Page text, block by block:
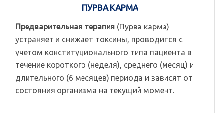
ПУРВА КАРМА
Предварительная терапия (Пурва карма)
устраняет и снижает токсины, проводится с
учетом конституционального типа пациента в
течение короткого (неделя), среднего (месяц) и
длительного (6 месяцев) периода и зависят от
состояния организма на текущий момент.